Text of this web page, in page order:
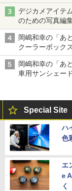
デジカメアイテ
のための写真編
る「Filmator」
岡嶋和幸の「あ
クーラーボック
岡嶋和幸の「あ
車用サンシェー
Special Site
ハ
色
エ
e
く